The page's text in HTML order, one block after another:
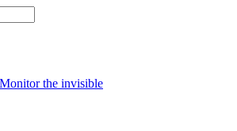
the invisible